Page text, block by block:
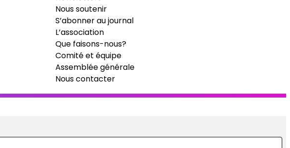
Nous soutenir
S’abonner au journal
L’association
Que faisons-nous?
Comité et équipe
Assemblée générale
Nous contacter